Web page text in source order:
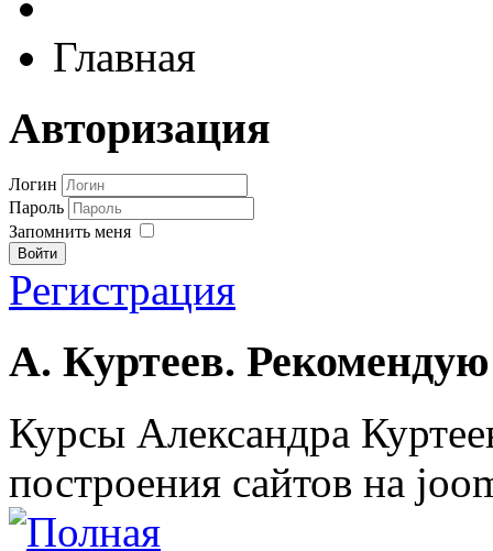
Главная
Авторизация
Логин
Пароль
Запомнить меня
Войти
Регистрация
А. Куртеев.
Курсы Александра
построения сайтов на